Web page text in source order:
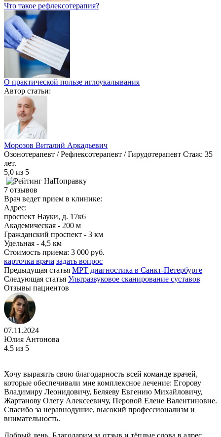
Что такое рефлексотерапия?
О практической пользе иглоукалывания
Автор статьи:
Морозов Виталий Аркадьевич
Озонотерапевт / Рефлексотерапевт / Гирудотерапевт Стаж: 35
лет.
5,0 из 5
7 отзывов
Врач ведет прием в клинике:
Адрес:
проспект Науки, д. 17к6
Академическая - 200 м
Гражданский проспект - 3 км
Удельная - 4,5 км
Стоимость приема: 3 000 руб.
карточка врача задать вопрос
Предыдущая статья МРТ диагностика в Санкт-Петербурге
Следующая статья Ультразвуковое сканирование суставов
Отзывы пациентов
07.11.2024
Юлия Антонова
4.5 из 5
Хочу выразить свою благодарность всей команде врачей,
которые обеспечивали мне комплексное лечение: Егорову
Владимиру Леонидовичу, Беляеву Евгению Михайловичу,
Жартанову Олегу Алексеевичу, Перовой Елене Валентиновне.
Спасибо за неравнодушие, высокий профессионализм и
внимательность.